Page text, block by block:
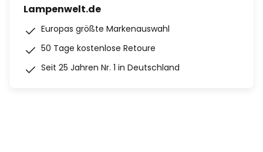
Lampenwelt.de
Europas größte Markenauswahl
50 Tage kostenlose Retoure
Seit 25 Jahren Nr. 1 in Deutschland